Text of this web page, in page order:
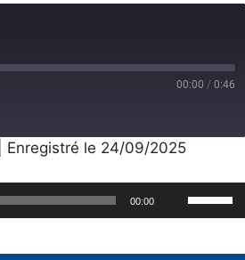
00:00 / 0:46
Enregistré le 24/09/2025
00:00
les